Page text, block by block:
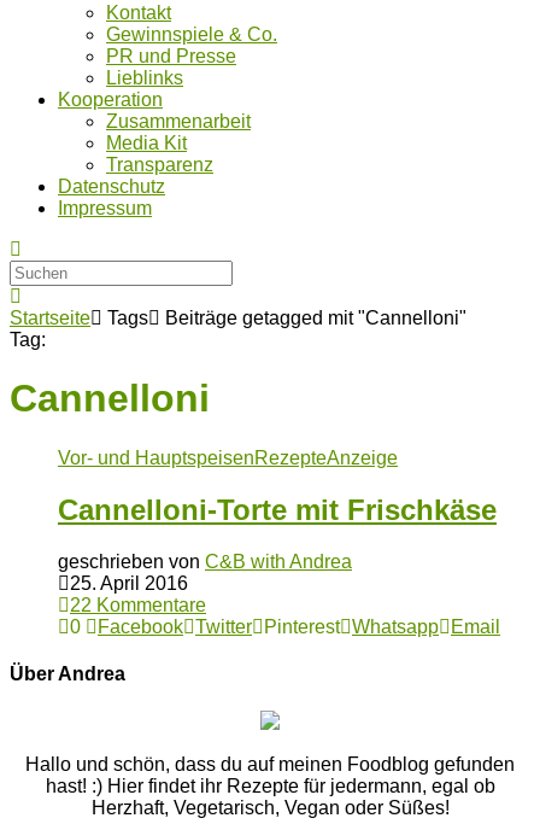
Kontakt
Gewinnspiele & Co.
PR und Presse
Lieblinks
Kooperation
Zusammenarbeit
Media Kit
Transparenz
Datenschutz
Impressum
Startseite Tags
Beiträge getagged mit "Cannelloni"
Tag:
Cannelloni
Vor- und HauptspeisenRezepteAnzeige
Cannelloni-Torte mit Frischkäse
geschrieben von C&B with Andrea
25. April 2016
22 Kommentare
0
Facebook Twitter Pinterest Whatsapp Email
Über Andrea
Hallo und schön, dass du auf meinen Foodblog gefunden
hast! :) Hier findet ihr Rezepte für jedermann, egal ob
Herzhaft, Vegetarisch, Vegan oder Süßes!